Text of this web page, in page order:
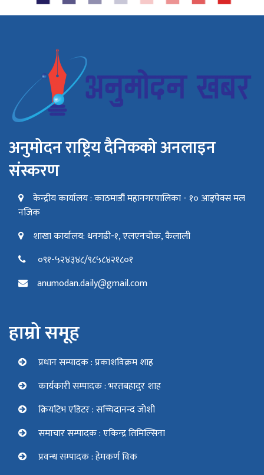
अनुमोदन राष्ट्रिय दैनिकको अनलाइन
संस्करण
केन्द्रीय कार्यालय : काठमाडौं महानगरपालिका - १० आइपेक्स मल
नजिक
शाखा कार्यालय: धनगढी-१, एलएनचोक, कैलाली
०९१-५२४३४८/९८५८४२१८०१
anumodan.daily@gmail.com
हाम्रो समूह
प्रधान सम्पादक : प्रकाशविक्रम शाह
कार्यकारी सम्पादक : भरतबहादुर शाह
क्रियटिभ एडिटर : सच्चिदानन्द जोशी
समाचार सम्पादक : एकिन्द्र तिमिल्सिना
प्रवन्ध सम्पादक : हेमकर्ण विक